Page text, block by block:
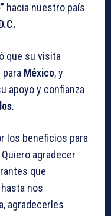
hacia nuestro país
que su visita
México, y
apoyo y confianza
.
los beneficios para
agradecer
que
nos
agradecerles